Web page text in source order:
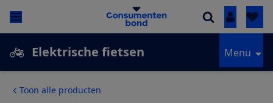
Inloggen
Elektrische fietsen Menu
Toon alle producten